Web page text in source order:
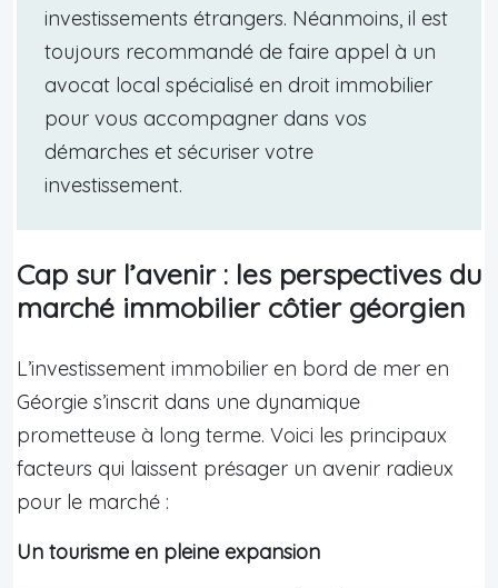
investissements étrangers. Néanmoins, il est
toujours recommandé de faire appel à un
avocat local spécialisé en droit immobilier
pour vous accompagner dans vos
démarches et sécuriser votre
investissement.
Cap sur l’avenir : les perspectives du
marché immobilier côtier géorgien
L’investissement immobilier en bord de mer en
Géorgie s’inscrit dans une dynamique
prometteuse à long terme. Voici les principaux
facteurs qui laissent présager un avenir radieux
pour le marché :
Un tourisme en pleine expansion